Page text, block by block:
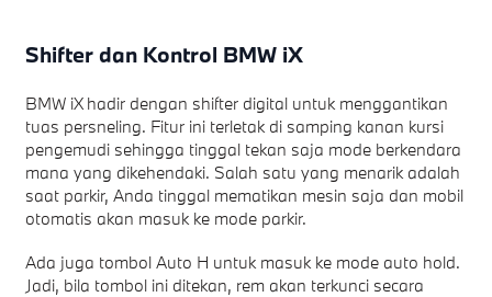
Shifter dan Kontrol BMW iX
BMW iX hadir dengan shifter digital untuk menggantikan
tuas persneling. Fitur ini terletak di samping kanan kursi
pengemudi sehingga tinggal tekan saja mode berkendara
mana yang dikehendaki. Salah satu yang menarik adalah
saat parkir, Anda tinggal mematikan mesin saja dan mobil
otomatis akan masuk ke mode parkir.
Ada juga tombol Auto H untuk masuk ke mode auto hold.
Jadi, bila tombol ini ditekan, rem akan terkunci secara